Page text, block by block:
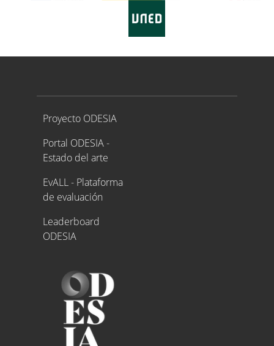
Proyecto ODESIA
Proyecto ODESIA
Portal ODESIA -
Estado del arte
EvALL - Plataforma
de evaluación
Leaderboard
ODESIA